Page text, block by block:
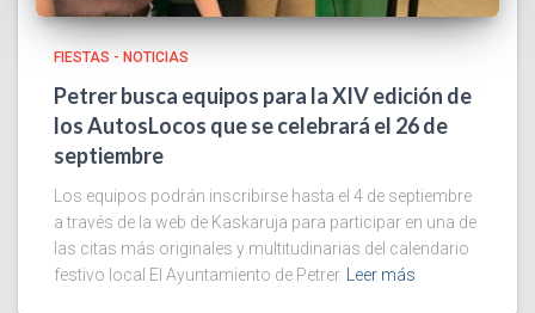
FIESTAS - NOTICIAS
Petrer busca equipos para la XIV edición de
los AutosLocos que se celebrará el 26 de
septiembre
Los equipos podrán inscribirse hasta el 4 de septiembre
a través de la web de Kaskaruja para participar en una de
las citas más originales y multitudinarias del calendario
festivo local El Ayuntamiento de Petrer
Leer más